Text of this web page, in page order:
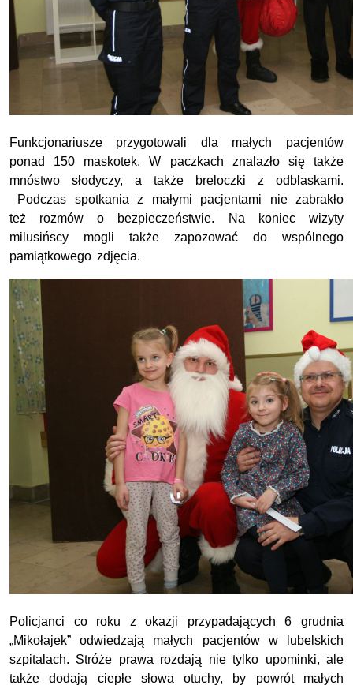
Funkcjonariusze przygotowali dla małych pacjentów
ponad 150 maskotek. W paczkach znalazło się także
mnóstwo słodyczy, a także breloczki z odblaskami.
Podczas spotkania z małymi pacjentami nie zabrakło
też rozmów o bezpieczeństwie. Na koniec wizyty
milusińscy mogli także zapozować do wspólnego
pamiątkowego zdjęcia.
Policjanci co roku z okazji przypadających 6 grudnia
„Mikołajek” odwiedzają małych pacjentów w lubelskich
szpitalach. Stróże prawa rozdają nie tylko upominki, ale
także dodają ciepłe słowa otuchy, by powrót małych